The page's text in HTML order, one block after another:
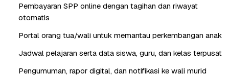
Pembayaran SPP online dengan tagihan dan riwayat
otomatis
Portal orang tua/wali untuk memantau perkembangan anak
Jadwal pelajaran serta data siswa, guru, dan kelas terpusat
Pengumuman, rapor digital, dan notifikasi ke wali murid